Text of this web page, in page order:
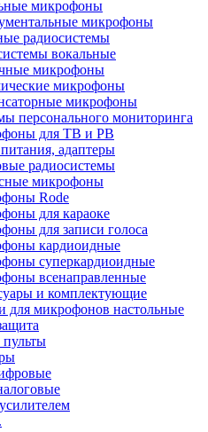
микрофоны
микрофоны
радиосистемы
вокальные
микрофоны
микрофоны
микрофоны
персонального мониторинга
для ТВ и РВ
адаптеры
радиосистемы
микрофоны
Rode
для караоке
для записи голоса
кардиоидные
суперкардиоидные
всенаправленные
и комплектующие
для микрофонов настольные